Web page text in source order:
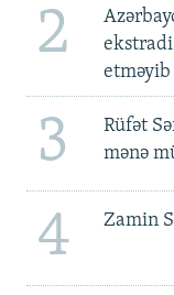
2
etməyib
3
Rüfət
mənə
4 Zamin